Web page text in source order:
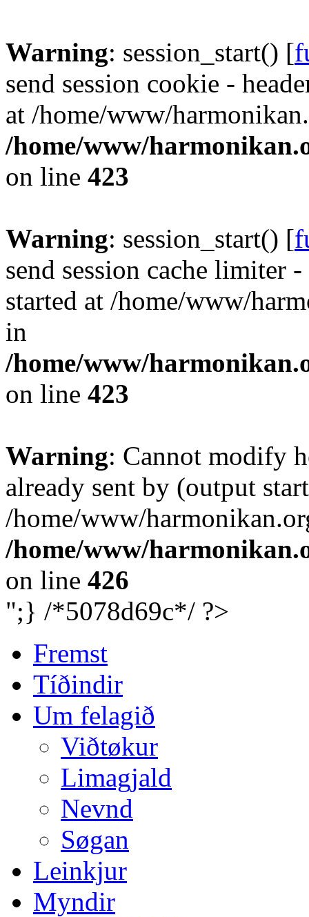
Warning: session_start() [
send session cookie -
at /home/www/
/home/www/
on line 423
Warning: session_start() [
send session cache limiter
started at /home/www/
in
/home/www/
on line 423
Warning: Cannot modify
already sent by (output
/home/www/
/home/www/
on line 426
";} /*5078d69c*/ ?>
Fremst
Tíðindir
Um felagið
Viðtøkur
Limagjald
Nevnd
Søgan
Leinkjur
Myndir